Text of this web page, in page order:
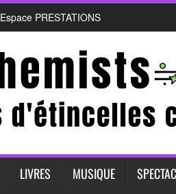
Espace PRESTATIONS
LIVRES MUSIQUE